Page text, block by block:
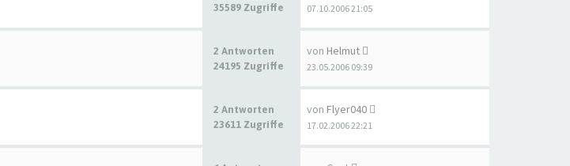
35589 Zugriffe
07.10.2006 21:05
2 Antworten
24195 Zugriffe
von Helmut
23.05.2006 09:39
2 Antworten
23611 Zugriffe
von Flyer040
17.02.2006 22:21